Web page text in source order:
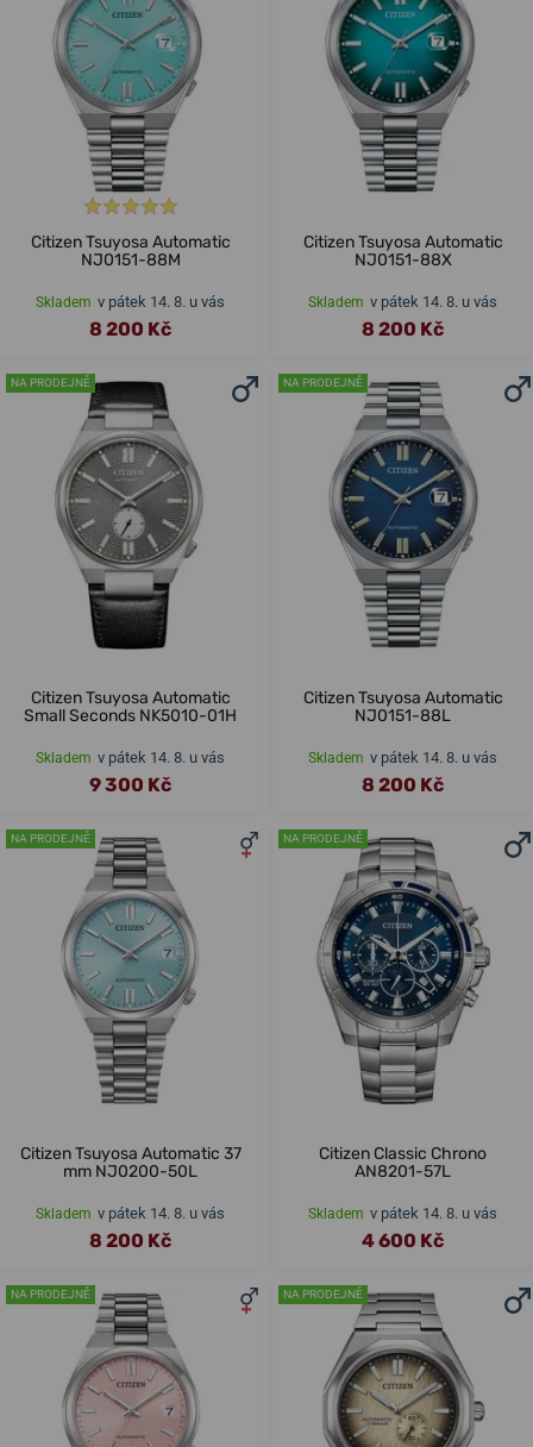
Citizen Tsuyosa Automatic
NJ0151-88M
Skladem v pátek 14. 8. u vás
8 200 Kč
Citizen Tsuyosa Automatic
NJ0151-88X
Skladem v pátek 14. 8. u vás
8 200 Kč
NA PRODEJNĚ
Citizen Tsuyosa Automatic
Small Seconds NK5010-01H
Skladem v pátek 14. 8. u vás
9 300 Kč
NA PRODEJNĚ
Citizen Tsuyosa Automatic
NJ0151-88L
Skladem v pátek 14. 8. u vás
8 200 Kč
NA PRODEJNĚ
Citizen Tsuyosa Automatic 37
mm NJ0200-50L
Skladem v pátek 14. 8. u vás
8 200 Kč
NA PRODEJNĚ
Citizen Classic Chrono
AN8201-57L
Skladem v pátek 14. 8. u vás
4 600 Kč
NA PRODEJNĚ NA PRODEJNĚ